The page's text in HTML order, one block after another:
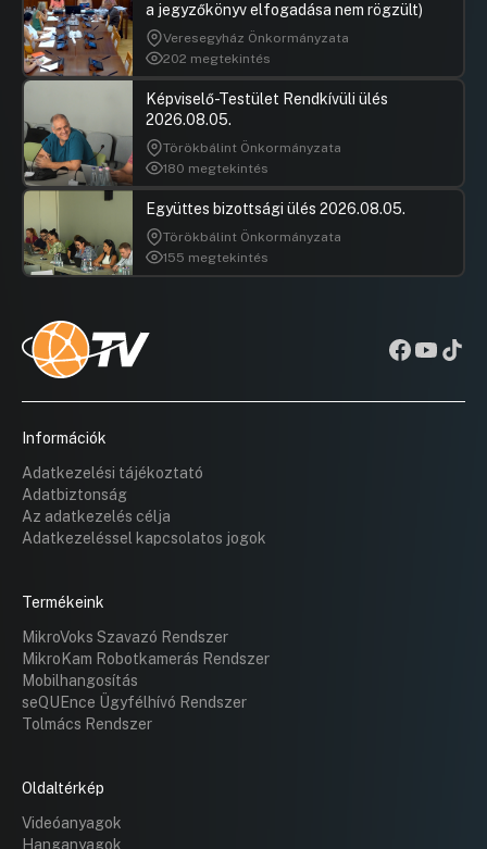
a jegyzőkönyv elfogadása nem rögzült)
Veresegyház Önkormányzata
202 megtekintés
Képviselő-Testület Rendkívüli ülés
2026.08.05.
Törökbálint Önkormányzata
180 megtekintés
Együttes bizottsági ülés 2026.08.05.
Törökbálint Önkormányzata
155 megtekintés
Információk
Adatkezelési tájékoztató
Adatbiztonság
Az adatkezelés célja
Adatkezeléssel kapcsolatos jogok
Termékeink
MikroVoks Szavazó Rendszer
MikroKam Robotkamerás Rendszer
Mobilhangosítás
seQUEnce Ügyfélhívó Rendszer
Tolmács Rendszer
Oldaltérkép
Videóanyagok
Hanganyagok